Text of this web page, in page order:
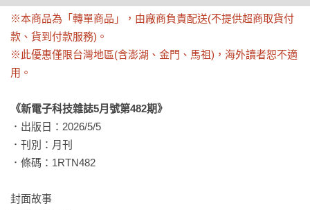
※本商品為「轉單商品」，由廠商負責配送(不提供超商取貨付
款、貨到付款服務)。
※此優惠僅限台灣地區(含澎湖、金門、馬祖)，海外讀者恕不適
用。
《新電子科技雜誌5月號第482期》
．出版日：2026/5/5
．刊別：月刊
．條碼：1RTN482
封面故事